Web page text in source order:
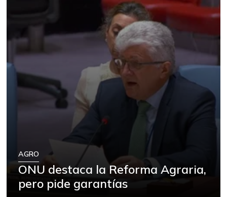
AGRO
ONU destaca la Reforma Agraria,
pero pide garantías